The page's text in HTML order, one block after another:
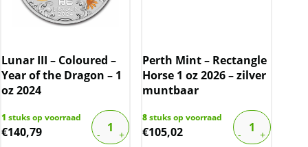
Lunar III – Coloured –
Year of the Dragon – 1
oz 2024
1 stuks op voorraad
€140,79
Perth Mint – Rectangle
Horse 1 oz 2026 – zilver
muntbaar
8stuks op voorraad
€105,02